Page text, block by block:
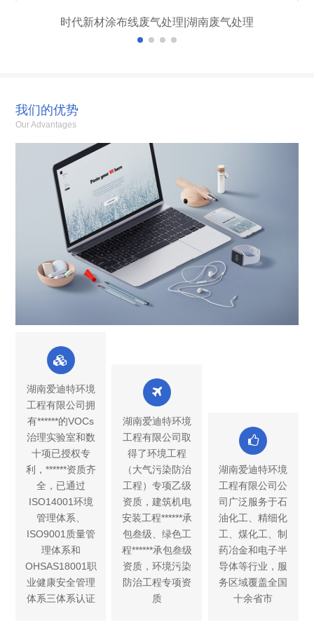
时代新材涂布线废气处理|湖南废气处理
我们的优势
Our Advantages
湖南爱迪特环境
工程有限公司拥
有******的VOCs
治理实验室和数
十项已授权专
利，******资质齐
全，已通过
ISO14001环境
管理体系、
ISO9001质量管
理体系和
OHSAS18001职
业健康安全管理
体系三体系认证
湖南爱迪特环境
工程有限公司取
得了环境工程
（大气污染防治
工程）专项乙级
资质，建筑机电
安装工程******承
包叁级、绿色工
程******承包叁级
资质，环境污染
防治工程专项资
质
湖南爱迪特环境
工程有限公司公
司广泛服务于石
油化工、精细化
工、煤化工、制
药冶金和电子半
导体等行业，服
务区域覆盖全国
十余省市